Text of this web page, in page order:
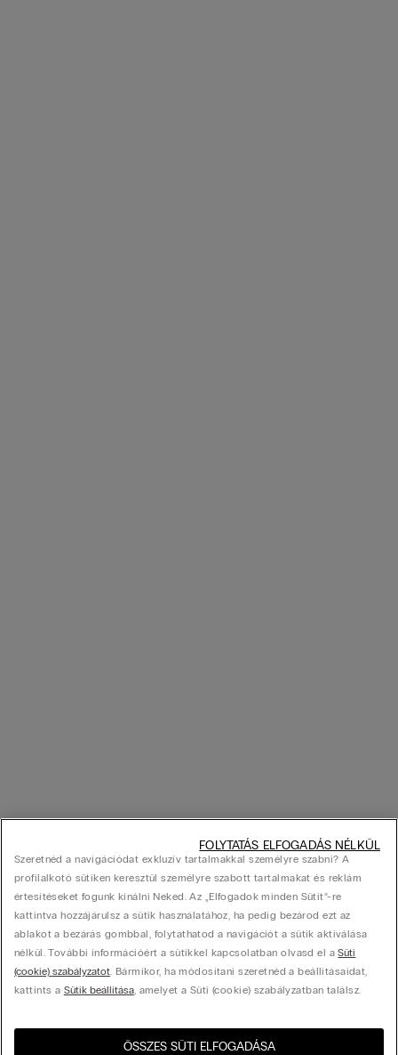
Szeretnéd a navigációdat exkluzív tartalmakkal személyre szabni? A
profilalkotó sütiken keresztül személyre szabott tartalmakat és reklám
értesítéseket fogunk kínálni Neked. Az „Elfogadok minden Sütit”-re
kattintva hozzájárulsz a sütik használatához, ha pedig bezárod ezt az
ablakot a bezárás gombbal, folytathatod a navigációt a sütik aktiválása
nélkül. További információért a sütikkel kapcsolatban olvasd el aSüti
(cookie) szabályzatot. Bármikor, ha módosítani szeretnéd a beállításaidat,
kattints a Sütik beállítása, amelyet a Süti (cookie) szabályzatban találsz.
ÖSSZES SÜTI ELFOGADÁSA
FOLYTATÁS ELFOGADÁS NÉLKÜL